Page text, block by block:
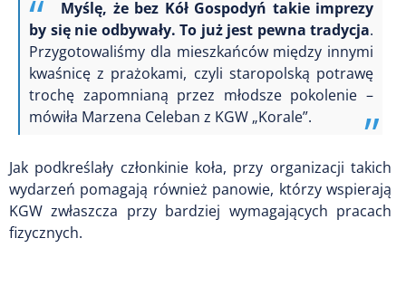
Myślę, że bez Kół Gospodyń takie imprezy
by się nie odbywały. To już jest pewna tradycja.
Przygotowaliśmy dla mieszkańców między innymi
kwaśnicę z prażokami, czyli staropolską potrawę
trochę zapomnianą przez młodsze pokolenie –
mówiła Marzena Celeban z KGW „Korale”.
Jak podkreślały członkinie koła, przy organizacji takich
wydarzeń pomagają również panowie, którzy wspierają
KGW zwłaszcza przy bardziej wymagających pracach
fizycznych.